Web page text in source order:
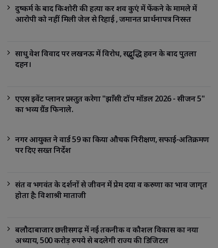
दुष्कर्म के बाद किशोरी की हत्या कर शव कुएं में फेंकने के मामले में
आरोपी को नहीं मिली जेल से रिहाई , जमानत प्रार्थनापत्र निरस्त
साधु वेश विवाद पर लखनऊ में विरोध, सद्बुद्धि हवन के बाद पुतला
दहन।
एएस इवेंट प्लानर प्रस्तुत करेगा "झाँसी टॉप मॉडल 2026 - सीजन 5"
का भव्य ग्रैंड फिनाले.
नगर आयुक्त ने वार्ड 59 का किया औचक निरीक्षण, सफाई-अतिक्रमण
पर दिए सख्त निर्देश
संत व भगवंत के दर्शनों से जीवन में प्रेम दया व करुणा का भाव जागृत
होता है: विशाश्री माताजी
बलौदाबाजार छत्तीसगढ़ में नई तकनीक व कौशल विकास का नया
अध्याय, 500 करोड़ रुपये से बदलेगी राज्य की डिजिटल